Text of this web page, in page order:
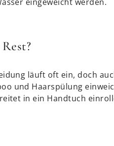
läuft oft ein, doch
und Haarspülung
in ein Handtuch